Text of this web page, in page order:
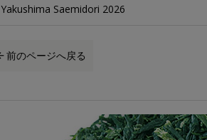
Yakushima Saemidori 2026
前のページへ戻る